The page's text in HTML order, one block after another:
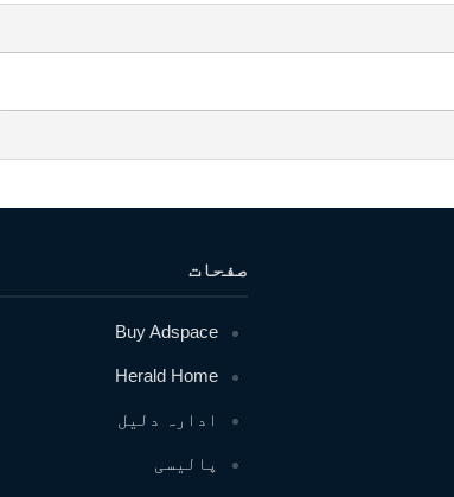
صفحات
Buy Adspace
Herald Home
ادارہ دلیل
پالیسی